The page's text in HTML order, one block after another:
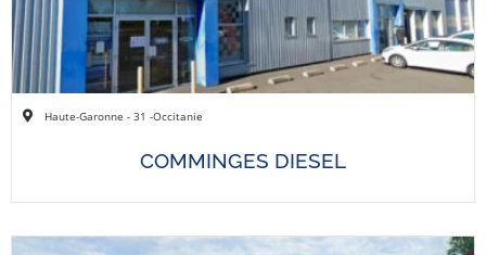
Haute-Garonne - 31 -Occitanie
COMMINGES DIESEL